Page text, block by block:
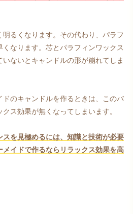
るくなります。その代わり、パラフ
くなります。芯とパラフィンワックス
ないとキャンドルの形が崩れてしま
のキャンドルを作るときは、このバ
ス効果が無くなってしまいます。
を見極めるには、知識と技術が必要
イドで作るならリラックス効果を高